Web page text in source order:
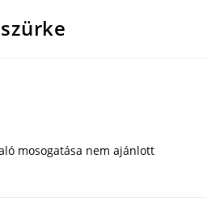
mosogatása nem ajánlott